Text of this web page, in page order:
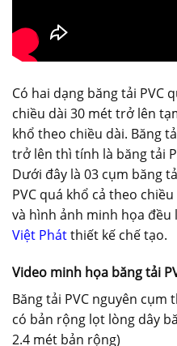
Có hai dạng băng tải PVC
chiều dài 30 mét trở lên
khổ theo chiều dài. Băng
trở lên thì tính là băng tải
Dưới đây là 03 cụm băng
PVC quá khổ cả theo
và hình ảnh minh họa đều
Việt Phátthiết kế chế tạo.
Video minh họa băng tải
Băng tải PVC nguyên
có bản rộng lọt lòng dây
2.4 mét bản rộng)